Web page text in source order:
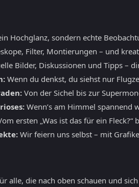
Hochglanz, sondern echte
Filter, Montierungen – und
Bilder, Diskussionen und Tipps –
Wenn du denkst, du siehst nur
Von der Sichel bis zur
Wenn’s am Himmel
ersten „Was ist das für ein
Wir feiern uns selbst – mit
alle, die nach oben schauen und